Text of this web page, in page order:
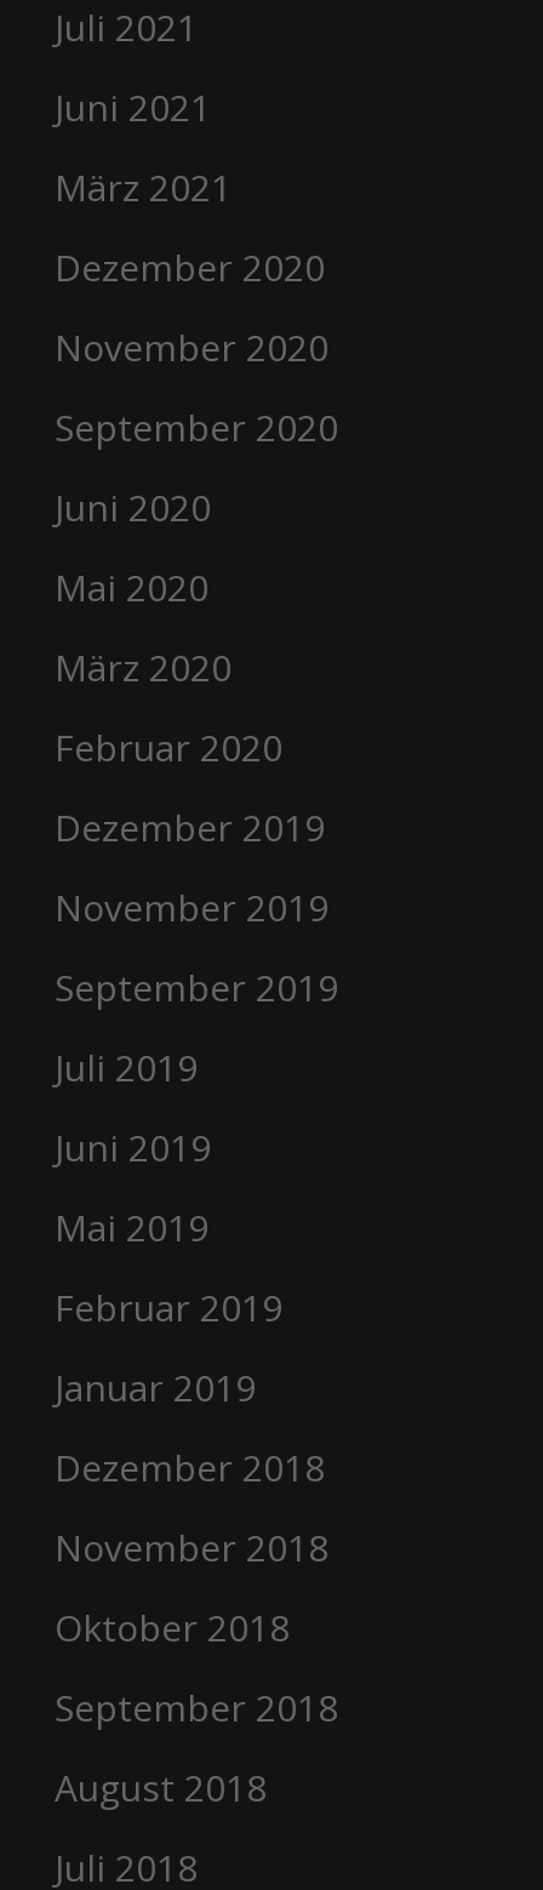
Juli 2021
Juni 2021
März 2021
Dezember 2020
November 2020
September 2020
Juni 2020
Mai 2020
März 2020
Februar 2020
Dezember 2019
November 2019
September 2019
Juli 2019
Juni 2019
Mai 2019
Februar 2019
Januar 2019
Dezember 2018
November 2018
Oktober 2018
September 2018
August 2018
Juli 2018